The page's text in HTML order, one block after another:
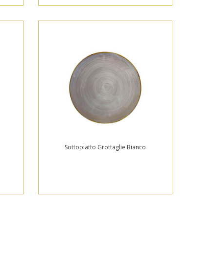
Sottopiatto Grottaglie Bianco